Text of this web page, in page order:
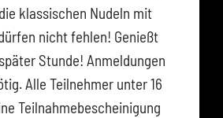
klassischen Nudeln mit
nicht fehlen! Genießt
Stunde! Anmeldungen
Alle Teilnehmer unter 16
Teilnahmebescheinigung